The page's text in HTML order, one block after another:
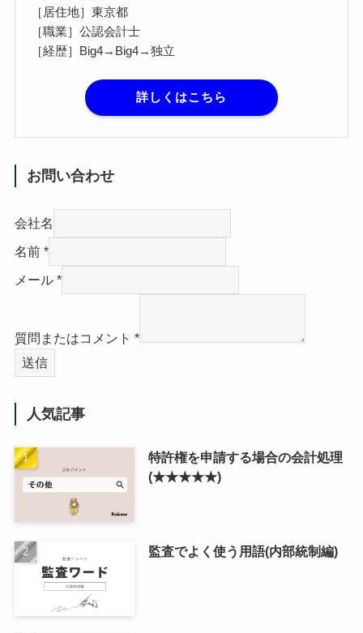
［居住地］東京都
［職業］公認会計士
［経歴］Big4→Big4→独立
詳しくはこちら
お問い合わせ
会社名
名前 *
メール *
質問またはコメント *
送信
人気記事
特許権を申請する場合の会計処理
(★★★★★)
監査でよく使う用語(内部統制編)